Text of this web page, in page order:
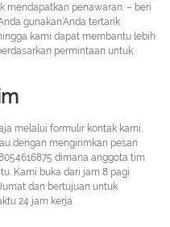
mendapatkan penawaran. – beri
gunakan’Anda tertarik
kami dapat membantu lebih
permintaan untuk
melalui formulir kontak kami,
dengan mengirimkan pesan
dimana anggota tim
Kami buka dari jam 8 pagi
dan bertujuan untuk
24 jam kerja.